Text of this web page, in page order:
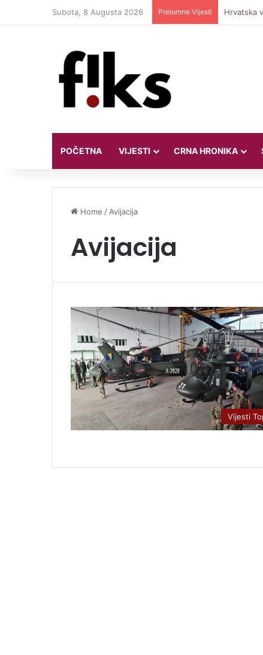
Subota, 8 Augusta 2026 Prelomne Vijesti Hrvatska
POČETNA VIJESTI CRNA HRONIKA
Home / Avijacija
Avijacija
Vijesti